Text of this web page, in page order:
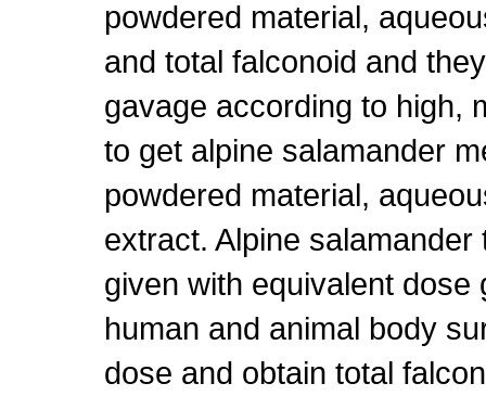
powdered material,
and total falconoid and
gavage according to high,
to get alpine salamander
powdered material,
extract. Alpine
given with equivalent dose
human and animal body
dose and obtain total